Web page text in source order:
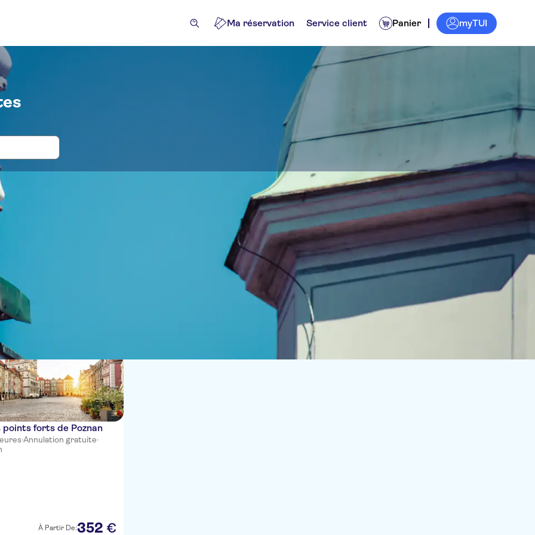
Ma réservation Service client Panier myTUI
billets et tours pour Chèvres de Poznan
et visites guidées
points forts de Poznan
·Annulation gratuite·
À Partir De:352 €